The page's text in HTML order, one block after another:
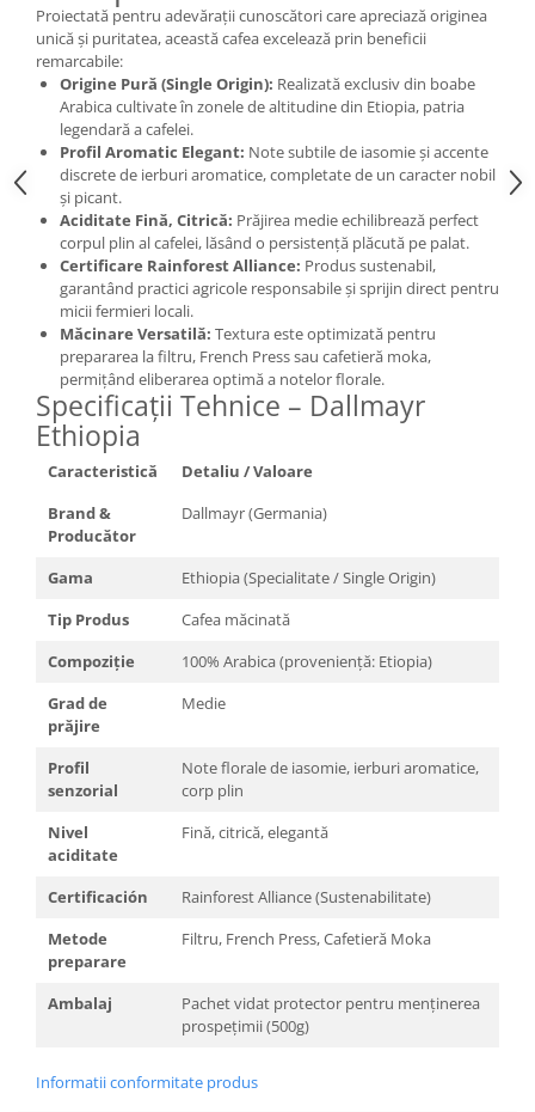
Proiectată pentru adevărații cunoscători care apreciază originea
unică și puritatea, această cafea excelează prin beneficii
remarcabile:
Origine Pură (Single Origin): Realizată exclusiv din boabe
Arabica cultivate în zonele de altitudine din Etiopia, patria
legendară a cafelei.
Profil Aromatic Elegant: Note subtile de iasomie și accente
discrete de ierburi aromatice, completate de un caracter nobil
și picant.
Aciditate Fină, Citrică: Prăjirea medie echilibrează perfect
corpul plin al cafelei, lăsând o persistență plăcută pe palat.
Certificare Rainforest Alliance: Produs sustenabil,
garantând practici agricole responsabile și sprijin direct pentru
micii fermieri locali.
Măcinare Versatilă: Textura este optimizată pentru
prepararea la filtru, French Press sau cafetieră moka,
permițând eliberarea optimă a notelor florale.
Specificații Tehnice – Dallmayr
Ethiopia
Caracteristică
Detaliu / Valoare
Brand &
Producător
Dallmayr (Germania)
Gama
Ethiopia (Specialitate / Single Origin)
Tip Produs
Cafea măcinată
Compoziție
100% Arabica (proveniență: Etiopia)
Grad de
prăjire
Medie
Profil
senzorial
Note florale de iasomie, ierburi aromatice,
corp plin
Nivel
aciditate
Fină, citrică, elegantă
Certificación
Rainforest Alliance (Sustenabilitate)
Metode
preparare
Filtru, French Press, Cafetieră Moka
Ambalaj
Pachet vidat protector pentru menținerea
prospețimii (500g)
Informatii conformitate produs